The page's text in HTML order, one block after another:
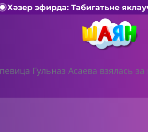
Хәзер эфирда: Табигатьне
Гульназ Асаева взялась